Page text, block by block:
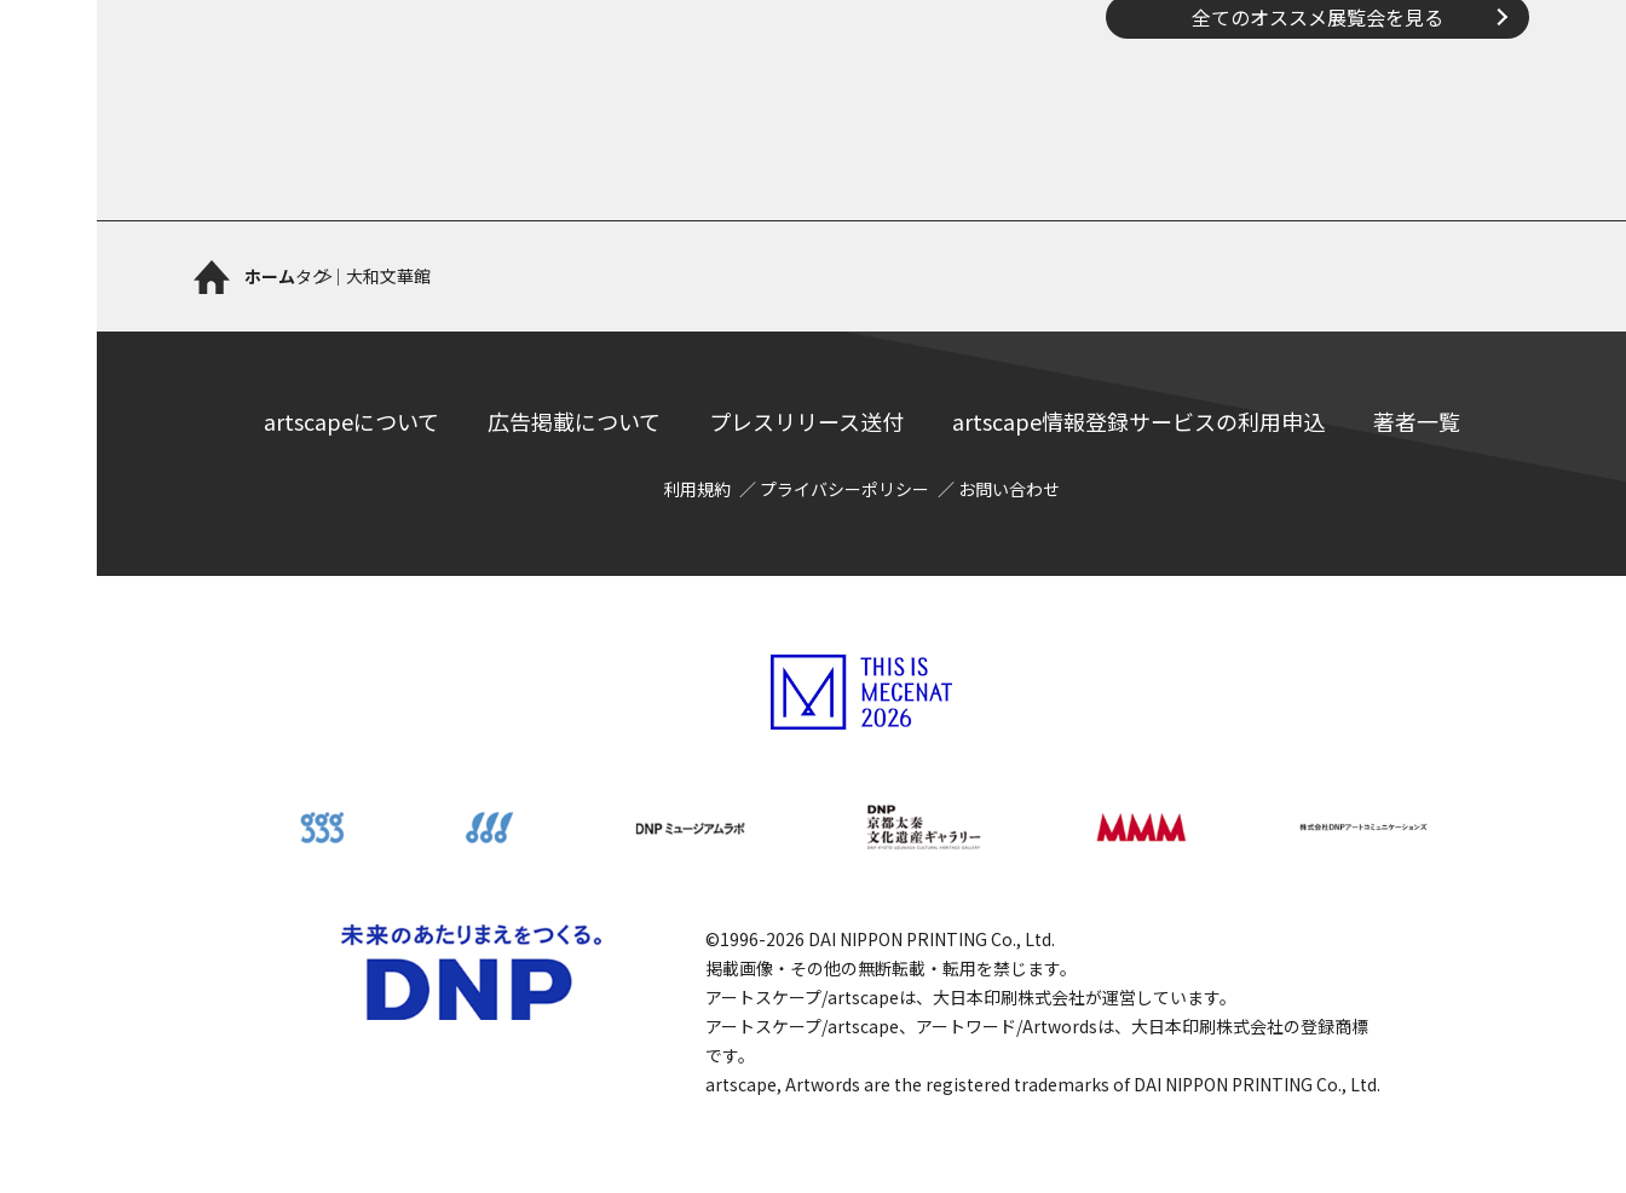
全てのオススメ展覧会を見る
ホームタグ｜大和文華館
artscapeについて 広告掲載について プレスリリース送付 artscape情報登録サービスの利用申込 著者一覧
利用規約 プライバシーポリシー お問い合わせ
©1996-2026 DAI NIPPON PRINTING Co., Ltd.
掲載画像・その他の無断転載・転用を禁じます。
アートスケープ/artscapeは、大日本印刷株式会社が運営しています。
アートスケープ/artscape、アートワード/Artwordsは、大日本印刷株式会社の登録商標
です。
artscape, Artwords are the registered trademarks of DAI NIPPON PRINTING Co., Ltd.